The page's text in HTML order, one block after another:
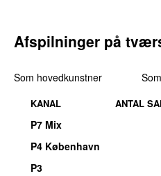
tors
Komponist:Niall Horan
16. One Direction– Fireproof
fre
One Direction Midnight
Medvirkende (sang):
Niall
Afspilninger på
Som hovedkunstner
KANAL ANTAL
P7 Mix
P4 København
P3